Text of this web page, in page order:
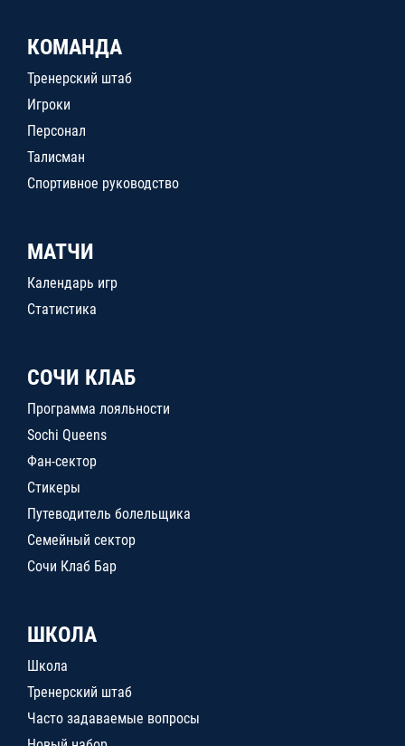
КОМАНДА
Тренерский штаб
Игроки
Персонал
Талисман
Спортивное руководство
МАТЧИ
Календарь игр
Статистика
СОЧИ КЛАБ
Программа лояльности
Sochi Queens
Фан-сектор
Стикеры
Путеводитель болельщика
Семейный сектор
Сочи Клаб Бар
ШКОЛА
Школа
Тренерский штаб
Часто задаваемые вопросы